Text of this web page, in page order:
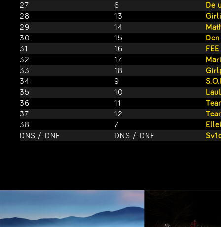
27
6
De
28
13
29
14
30
15
31
16
32
17
33
18
34
9
35
10
36
11
37
12
38
7
DNS / DNF
DNS / DNF